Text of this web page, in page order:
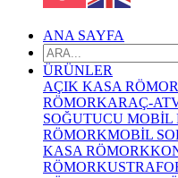
ANA SAYFA
ÜRÜNLER
AÇIK KASA
RÖMORKARAÇ-
SOĞUTUCU MOBİL
RÖMORKMOBİL
KASA RÖMORK
RÖMORKU